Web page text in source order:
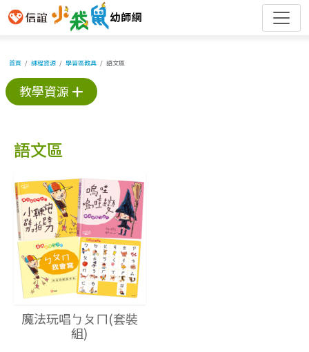
首頁 課程資源 學習區教具 語文區
教學資源
語文區
魔法玩唱ㄅㄆㄇ(套裝
組)